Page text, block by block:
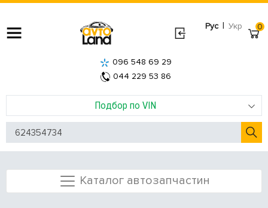
Рус | Укр
Подбор по VIN
096 548 69 29
044 229 53 86
0
Каталог автозапчастин